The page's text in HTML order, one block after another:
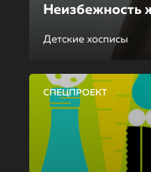
Неизбежность
Детские хосписы
СПЕЦПРОЕКТ